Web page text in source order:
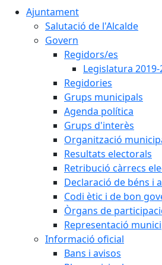
Ajuntament
Salutació de l'Alcalde
Govern
Regidors/es
Legislatura 2019-
Regidories
Grups municipals
Agenda política
Grups d'interès
Organització
Resultats electorals
Retribució càrrecs
Declaració de béns i
Codi ètic i de bon
Òrgans de
Representació
Informació oficial
Bans i avisos